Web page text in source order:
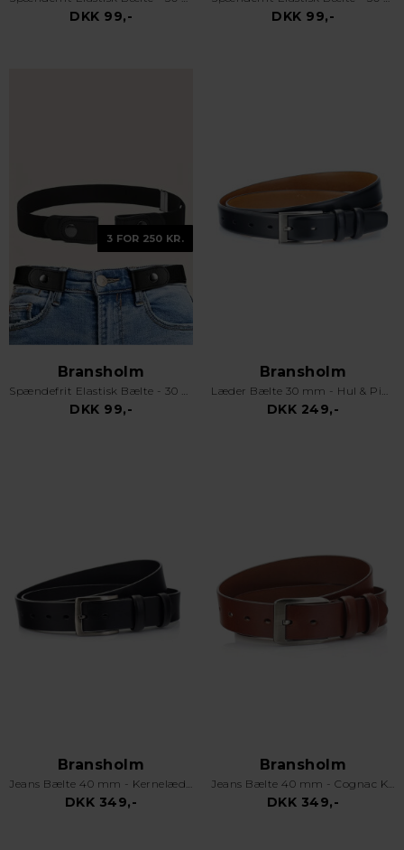
DKK 99,- DKK 99,-
3 FOR 250 KR.
Bransholm
Spændefrit Elastisk Bælte - 30 mm - Sort
DKK 99,-
Bransholm
Læder Bælte 30 mm - Hul & Pin - Sort
DKK 249,-
Bransholm
Jeans Bælte 40 mm - Kernelæder - Sort
DKK 349,-
Bransholm
Jeans Bælte 40 mm - Cognac Kernelæder - Lysebrun
DKK 349,-